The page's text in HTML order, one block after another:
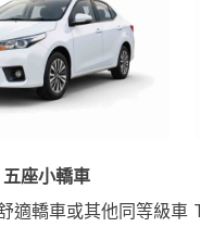
五座小轎車
適轎車或其他同等級車